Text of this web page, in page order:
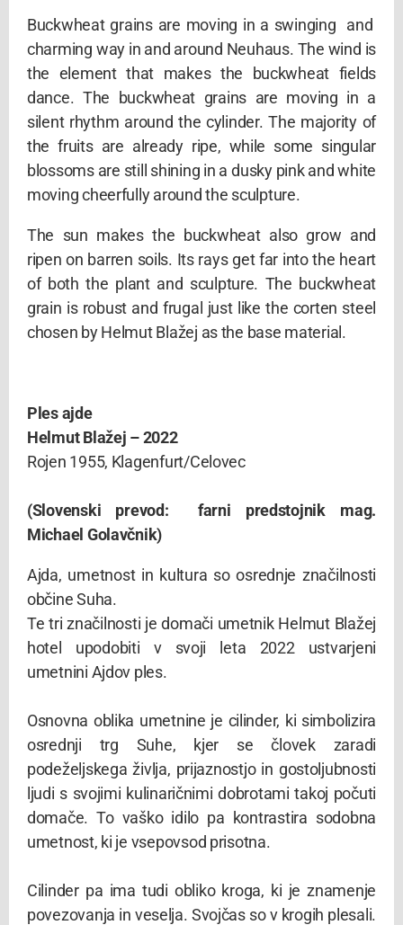
Buckwheat grains are moving in a swinging and
charming way in and around Neuhaus. The wind is
the element that makes the buckwheat fields
dance. The buckwheat grains are moving in a
silent rhythm around the cylinder. The majority of
the fruits are already ripe, while some singular
blossoms are still shining in a dusky pink and white
moving cheerfully around the sculpture.
The sun makes the buckwheat also grow and
ripen on barren soils. Its rays get far into the heart
of both the plant and sculpture. The buckwheat
grain is robust and frugal just like the corten steel
chosen by Helmut Blažej as the base material.
Ples ajde
Helmut Blažej – 2022
Rojen 1955, Klagenfurt/Celovec
(Slovenski prevod: farni predstojnik mag.
Michael Golavčnik)
Ajda, umetnost in kultura so osrednje značilnosti
občine Suha.
Te tri značilnosti je domači umetnik Helmut Blažej
hotel upodobiti v svoji leta 2022 ustvarjeni
umetnini Ajdov ples.
Osnovna oblika umetnine je cilinder, ki simbolizira
osrednji trg Suhe, kjer se človek zaradi
podeželjskega življa, prijaznostjo in gostoljubnosti
ljudi s svojimi kulinaričnimi dobrotami takoj počuti
domače. To vaško idilo pa kontrastira sodobna
umetnost, ki je vsepovsod prisotna.
Cilinder pa ima tudi obliko kroga, ki je znamenje
povezovanja in veselja. Svojčas so v krogih plesali.